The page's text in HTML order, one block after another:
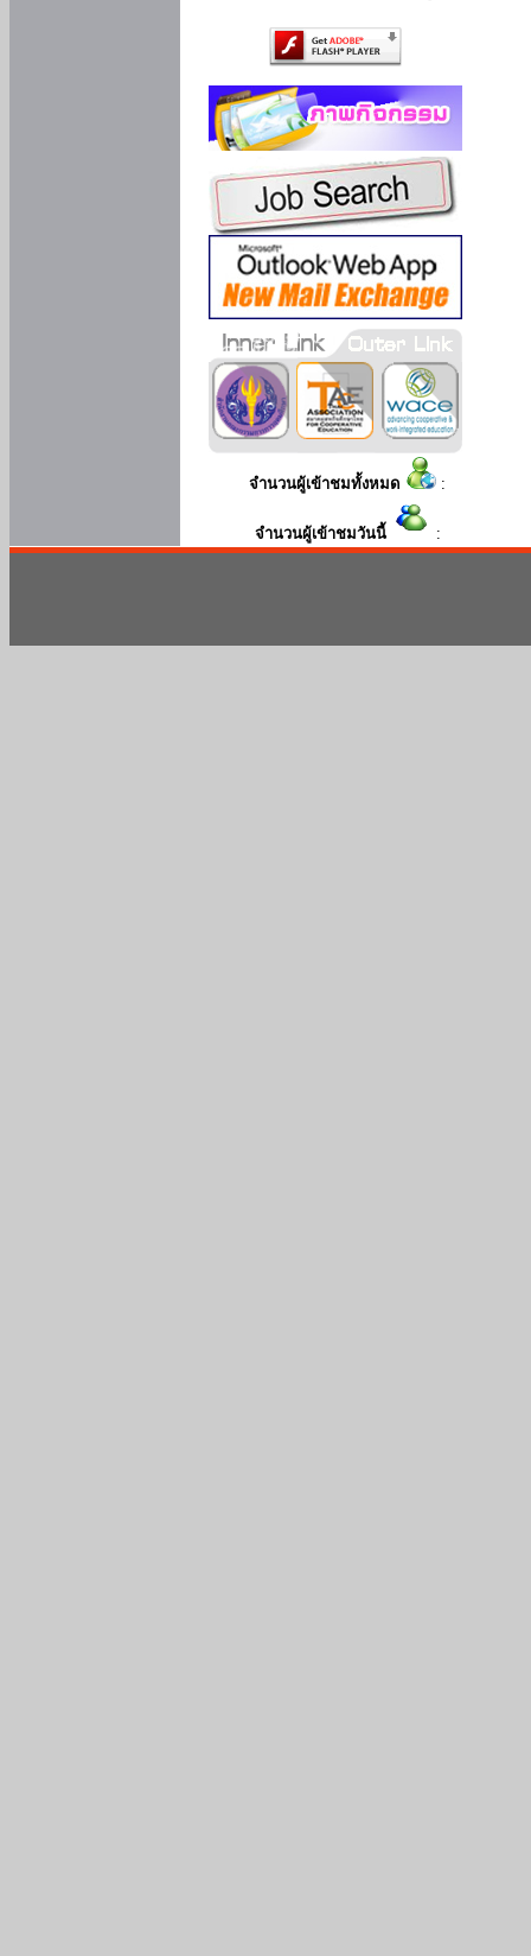
จำนวนผู้เข้าชมทั้งหมด :
จำนวนผู้เข้าชมวันนี้ :